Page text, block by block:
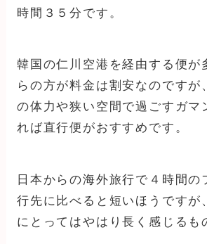
時間３５分です。
韓国の仁川空港を経由する便が
らの方が料金は割安なのですが
の体力や狭い空間で過ごすガマ
れば直行便がおすすめです。
日本からの海外旅行で４時間の
行先に比べると短いほうですが
にとってはやはり長く感じるも